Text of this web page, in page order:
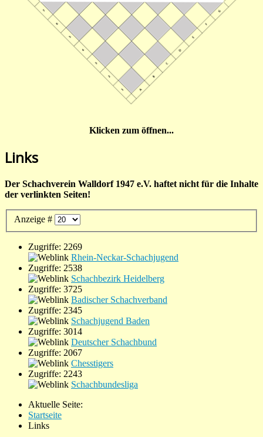
Klicken zum öffnen...
Links
Der Schachverein Walldorf 1947 e.V. haftet nicht für die Inhalte
der verlinkten Seiten!
Anzeige #
Zugriffe: 2269
Rhein-Neckar-Schachjugend
Zugriffe: 2538
Schachbezirk Heidelberg
Zugriffe: 3725
Badischer Schachverband
Zugriffe: 2345
Schachjugend Baden
Zugriffe: 3014
Deutscher Schachbund
Zugriffe: 2067
Chesstigers
Zugriffe: 2243
Schachbundesliga
Aktuelle Seite:
Startseite
Links